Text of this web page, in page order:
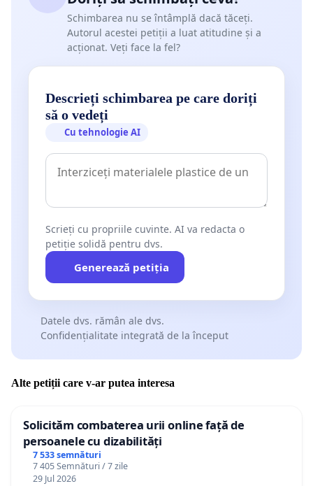
Schimbarea nu se întâmplă dacă tăceți.
Autorul acestei petiții a luat atitudine și a
acționat. Veți face la fel?
Descrieți schimbarea pe care doriți
să o vedeți
Cu tehnologie AI
Scrieți cu propriile cuvinte. AI va redacta o
petiție solidă pentru dvs.
Generează petiția
Datele dvs. rămân ale dvs.
Confidențialitate integrată de la început
Alte petiții care v-ar putea interesa
Solicităm combaterea urii online față de
persoanele cu dizabilități
7 533 semnături
7 405 Semnături / 7 zile
29 Jul 2026